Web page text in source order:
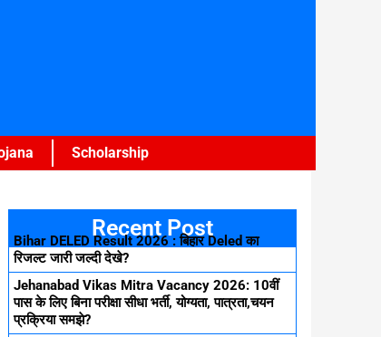
Scholarship
Recent Post
Bihar DELED Result 2026 : बिहार Deled का
रिजल्ट जारी जल्दी देखे?
Jehanabad Vikas Mitra Vacancy 2026: 10वीं
पास के लिए बिना परीक्षा सीधा भर्ती, योग्यता, पात्रता,चयन
प्रक्रिया समझे?